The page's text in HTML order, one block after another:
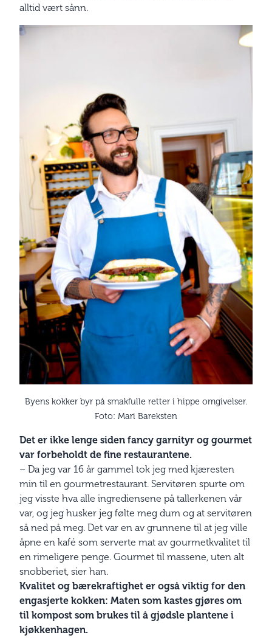
alltid vært sånn.
Byens kokker byr på smakfulle retter i hippe omgivelser.
Foto: Mari Bareksten
Det er ikke lenge siden fancy garnityr og gourmet
var forbeholdt de fine restaurantene.
– Da jeg var 16 år gammel tok jeg med kjæresten
min til en gourmetrestaurant. Servitøren spurte om
jeg visste hva alle ingrediensene på tallerkenen vår
var, og jeg husker jeg følte meg dum og at servitøren
så ned på meg. Det var en av grunnene til at jeg ville
åpne en kafé som serverte mat av gourmetkvalitet til
en rimeligere penge. Gourmet til massene, uten alt
snobberiet, sier han.
Kvalitet og bærekraftighet er også viktig for den
engasjerte kokken: Maten som kastes gjøres om
til kompost som brukes til å gjødsle plantene i
kjøkkenhagen.